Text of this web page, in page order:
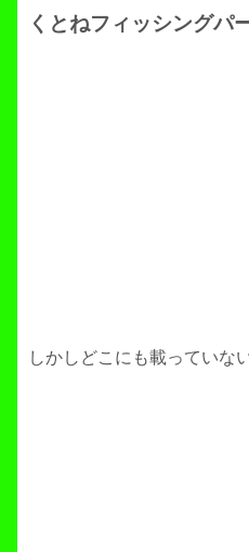
くとねフィッシングパ
しかしどこにも載っていな